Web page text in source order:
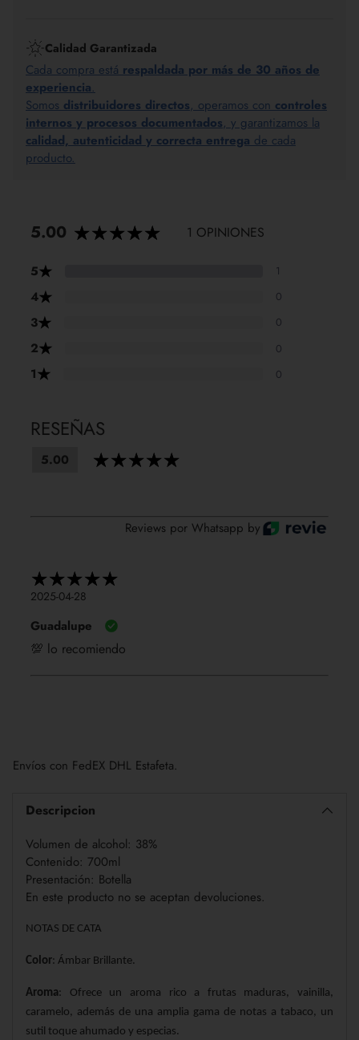
Calidad Garantizada
Cada compra está respaldada por más de 30 años de
experiencia.
Somos distribuidores directos, operamos con controles
internos y procesos documentados, y garantizamos la
calidad, autenticidad y correcta entrega de cada
producto.
5.00 1 OPINIONES
5★ 1
4★ 0
3★ 0
2★ 0
1★ 0
RESEÑAS
5.00
Reviews por Whatsapp by
2025-04-28
Guadalupe
💯 lo recomiendo
un
producto
Envíos con FedEX DHL Estafeta.
Descripcion
Volumen de alcohol: 38%
Contenido: 700ml
Presentación: Botella
En este producto no se aceptan devoluciones.
NOTAS DE CATA
Color: Ámbar Brillante.
Aroma: Ofrece un aroma rico a frutas maduras, vainilla,
caramelo, además de una amplia gama de notas a tabaco, un
sutil toque ahumado y especias.